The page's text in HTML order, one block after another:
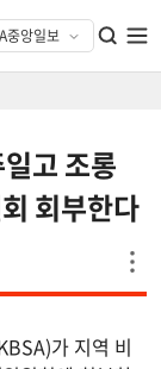
고 조롱
회부한다
가 지역 비